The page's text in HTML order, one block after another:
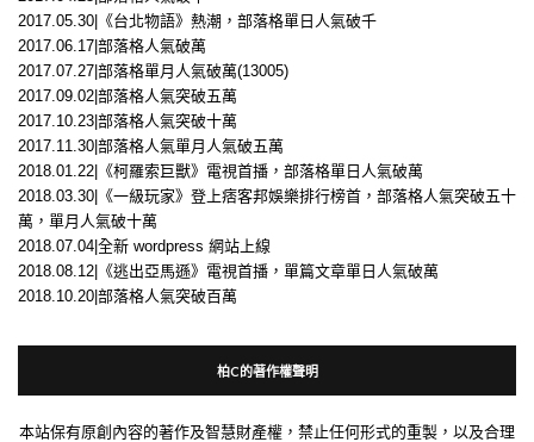
2017.05.30|《台北物語》熱潮，部落格單日人氣破千
2017.06.17|部落格人氣破萬
2017.07.27|部落格單月人氣破萬(13005)
2017.09.02|部落格人氣突破五萬
2017.10.23|部落格人氣突破十萬
2017.11.30|部落格人氣單月人氣破五萬
2018.01.22|《柯羅索巨獸》電視首播，部落格單日人氣破萬
2018.03.30|《一級玩家》登上痞客邦娛樂排行榜首，部落格人氣突破五十
萬，單月人氣破十萬
2018.07.04|全新 wordpress 網站上線
2018.08.12|《逃出亞馬遜》電視首播，單篇文章單日人氣破萬
2018.10.20|部落格人氣突破百萬
柏C的著作權聲明
本站保有原創內容的著作及智慧財產權，禁止任何形式的重製，以及合理